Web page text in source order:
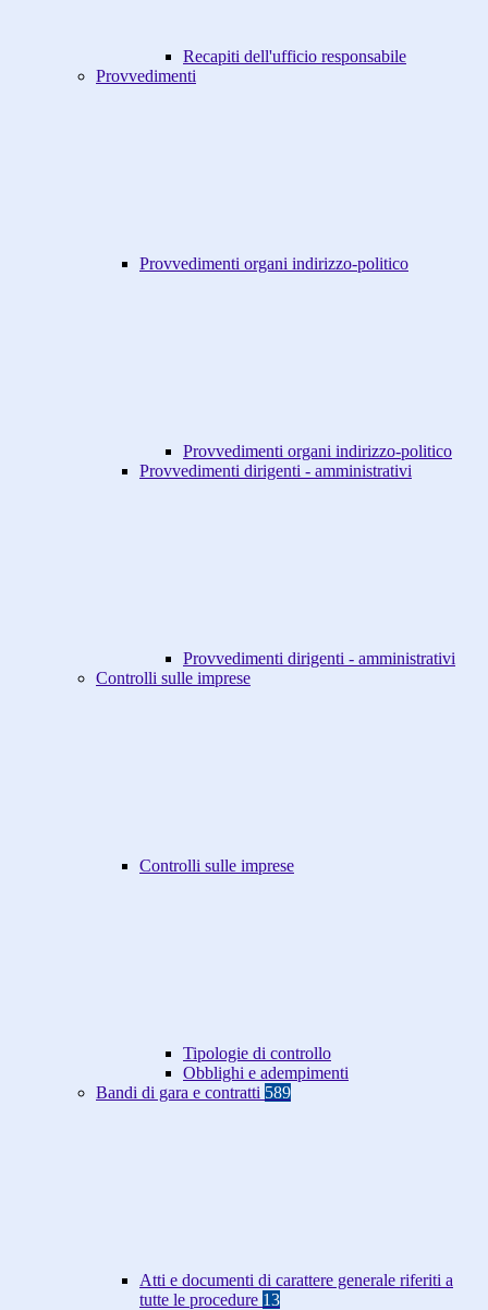
Recapiti dell'ufficio responsabile
Provvedimenti
Provvedimenti organi indirizzo-politico
Provvedimenti organi indirizzo-politico
Provvedimenti dirigenti - amministrativi
Provvedimenti dirigenti - amministrativi
Controlli sulle imprese
Controlli sulle imprese
Tipologie di controllo
Obblighi e adempimenti
Bandi di gara e contratti 589
Atti e documenti di carattere generale riferiti a
tutte le procedure 13